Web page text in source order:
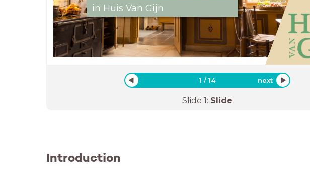
in Huis Van Gijn
1 /14 next
Slide 1: Slide
Introduction